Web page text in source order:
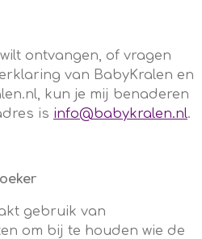
ontvangen, of vragen
van BabyKralen en
kun je mij benaderen
is info@babykralen.nl.
gebruik van
om bij te houden wie de